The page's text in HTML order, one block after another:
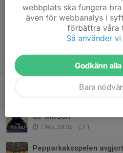
Säsongsavslutning i
16 mar, 20:11 0
Pingis för nybörjare
14 mar, 16:22 0
Säsongens sista
SIF MÖSSA
7 feb, 20:05 1
Pepparkaksspelen avgjort
webbplats ska fungera
även för webbanalys i
förbättra våra
Så använder
Godkänn
Bara